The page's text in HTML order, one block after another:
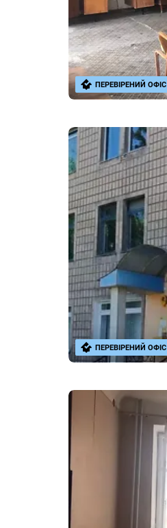
ПЕРЕВІРЕНИЙ ОФІС
ПЕРЕВІРЕНИЙ ОФІС